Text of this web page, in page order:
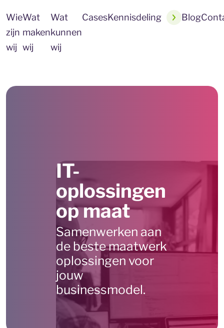
Wie
zijn
wij
Wat
maken
wij
Wat
kunnen
wij
CasesKennisdeling Blog
IT-
oplossingen
op maat
Samenwerken aan
de beste maatwerk
oplossingen voor
jouw
businessmodel.